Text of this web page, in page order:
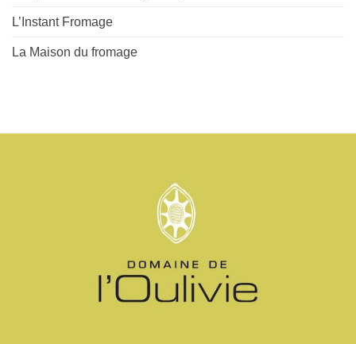
L’Instant Fromage
La Maison du fromage